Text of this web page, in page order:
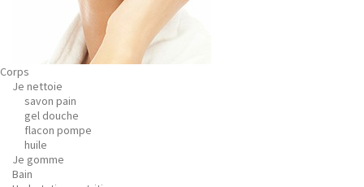
Corps
Je nettoie
savon pain
gel douche
flacon pompe
huile
Je gomme
Bain